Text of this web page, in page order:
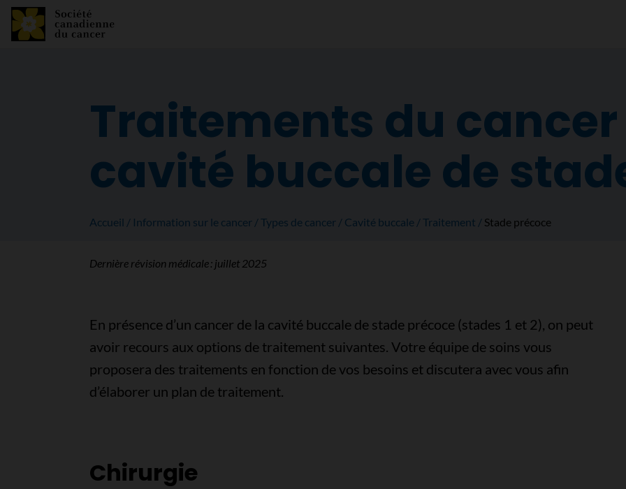
Traitements du cancer
cavité buccale de
Accueil Information sur le cancer Types de cancer Cavité buccale Traitement Stade précoce
Dernière révision médicale : juillet 2025
En présence d’un cancer de la cavité buccale de stade précoce (stades 1 et 2), on peut
avoir recours aux options de traitement suivantes. Votre équipe de soins vous
proposera des traitements en fonction de vos besoins et discutera avec vous afin
d’élaborer un plan de traitement.
Chirurgie